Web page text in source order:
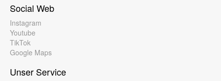
Social Web
Instagram
Youtube
TikTok
Google Maps
Unser Service